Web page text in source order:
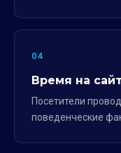
04
Время на
Посетители
поведенческие